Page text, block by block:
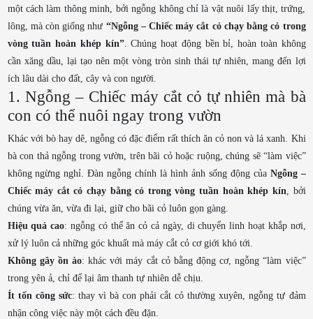
một cách làm thông minh, bởi ngỗng không chỉ là vật nuôi lấy thịt, trứng,
lông, mà còn giống như “Ngỗng – Chiếc máy cắt cỏ chạy bằng cỏ trong
vòng tuần hoàn khép kín”. Chúng hoạt động bền bỉ, hoàn toàn không
cần xăng dầu, lại tạo nên một vòng tròn sinh thái tự nhiên, mang đến lợi
ích lâu dài cho đất, cây và con người.
1. Ngỗng – Chiếc máy cắt cỏ tự nhiên mà bà
con có thể nuôi ngay trong vườn
Khác với bò hay dê, ngỗng có đặc điểm rất thích ăn cỏ non và lá xanh. Khi
bà con thả ngỗng trong vườn, trên bãi cỏ hoặc ruộng, chúng sẽ “làm việc”
không ngừng nghỉ. Đàn ngỗng chính là hình ảnh sống động của Ngỗng –
Chiếc máy cắt cỏ chạy bằng cỏ trong vòng tuần hoàn khép kín, bởi
chúng vừa ăn, vừa đi lại, giữ cho bãi cỏ luôn gọn gàng.
Hiệu quả cao: ngỗng có thể ăn cỏ cả ngày, di chuyển linh hoạt khắp nơi,
xử lý luôn cả những góc khuất mà máy cắt cỏ cơ giới khó tới.
Không gây ồn ào: khác với máy cắt cỏ bằng động cơ, ngỗng “làm việc”
trong yên ả, chỉ để lại âm thanh tự nhiên dễ chịu.
Ít tốn công sức: thay vì bà con phải cắt cỏ thường xuyên, ngỗng tự đảm
nhận công việc này một cách đều đặn.